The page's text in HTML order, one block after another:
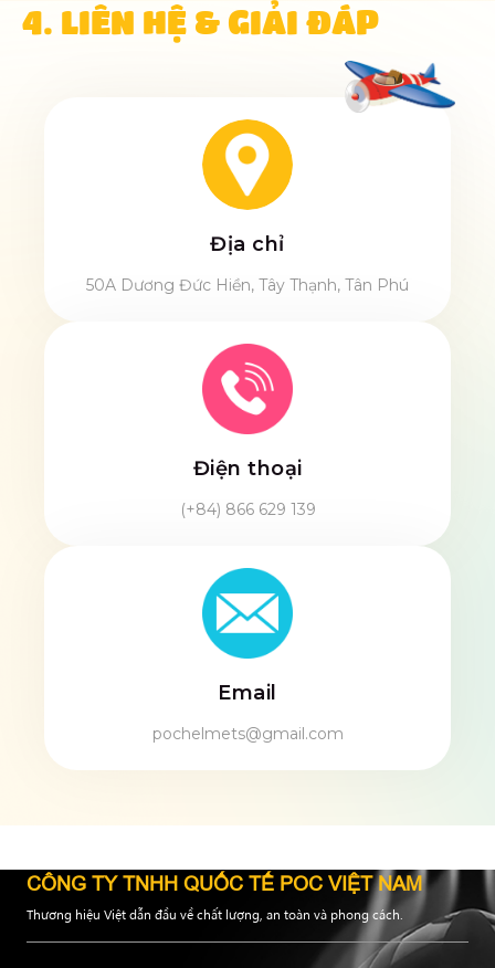
4. LIÊN HỆ & GIẢI ĐÁP
Địa chỉ
50A Dương Đức Hiền, Tây Thạnh, Tân Phú
Điện thoại
(+84) 866 629 139
Email
pochelmets@gmail.com
CÔNG TY TNHH QUỐC TẾ POC VIỆT NAM
Thương hiệu Việt dẫn đầu về chất lượng, an toàn và phong cách.